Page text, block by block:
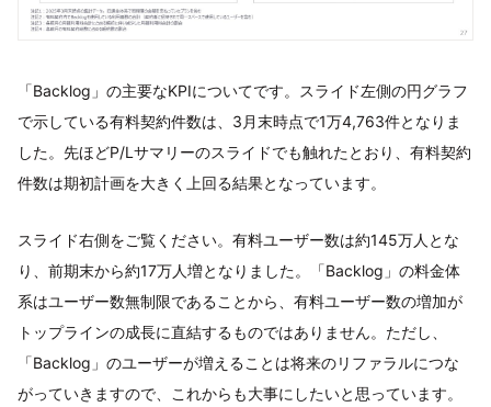
「Backlog」の主要なKPIについてです。スライド左側の円グラフ
で示している有料契約件数は、3月末時点で1万4,763件となりま
した。先ほどP/Lサマリーのスライドでも触れたとおり、有料契約
件数は期初計画を大きく上回る結果となっています。
スライド右側をご覧ください。有料ユーザー数は約145万人とな
り、前期末から約17万人増となりました。「Backlog」の料金体
系はユーザー数無制限であることから、有料ユーザー数の増加が
トップラインの成長に直結するものではありません。ただし、
「Backlog」のユーザーが増えることは将来のリファラルにつな
がっていきますので、これからも大事にしたいと思っています。